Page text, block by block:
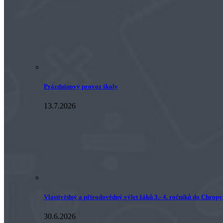
Prázdninový provoz školy
13.7.2026
Vlastivědný a přírodovědný výlet žáků 3.- 4. ročníků do
30.6.2026